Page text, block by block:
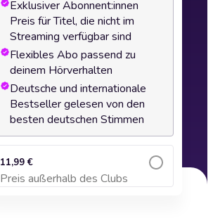
Exklusiver Abonnent:innen
Preis für Titel, die nicht im
Streaming verfügbar sind
Flexibles Abo passend zu
deinem Hörverhalten
Deutsche und internationale
Bestseller gelesen von den
besten deutschen Stimmen
11,99 €
Preis außerhalb des Clubs
Zum Warenkorb hinzufügen